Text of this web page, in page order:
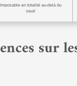
Imposable en totalité au-delà du
seuil
sur